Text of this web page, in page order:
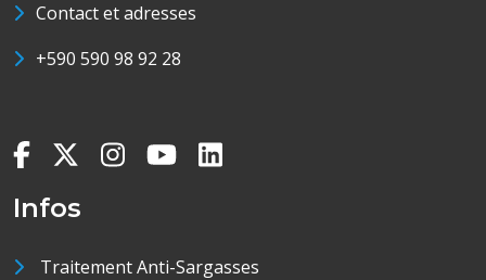
Contact et adresses
+590 590 98 92 28
Infos
Traitement Anti-Sargasses